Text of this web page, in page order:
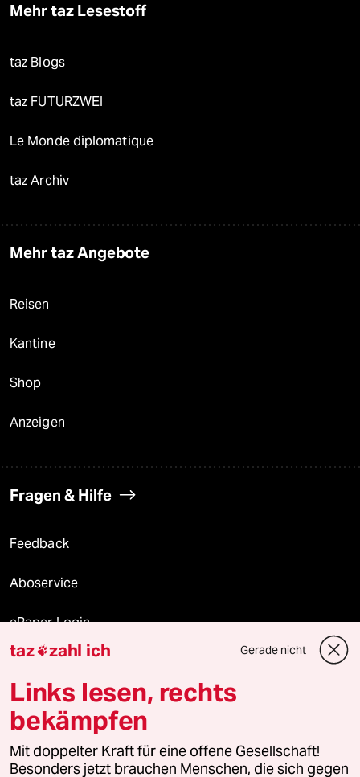
Mehr taz Lesestoff
taz Blogs
taz FUTURZWEI
Le Monde diplomatique
taz Archiv
Mehr taz Angebote
Reisen
Kantine
Shop
Anzeigen
Fragen & Hilfe
Feedback
Aboservice
ePaper Login
Downloads für Abonnierende
© 2026 taz Verlags und Vertriebs GmbH
Alle Rechte vorbehalten. Bei rechtlichen Fragen oder für Genehmigungen
wenden Sie sich bitte an
lizenzen@taz.de
taz zahl ich Gerade nicht
Links lesen, rechts
bekämpfen
Mit doppelter Kraft für eine offene Gesellschaft!
Besonders jetzt brauchen Menschen, die sich gegen